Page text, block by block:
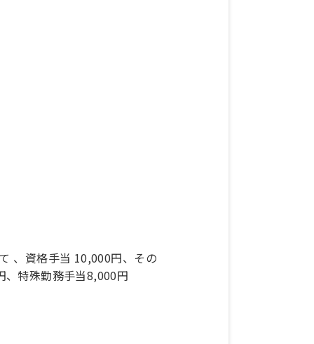
、資格手当 10,000円、その
、特殊勤務手当8,000円